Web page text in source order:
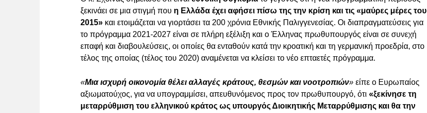
ξεκινάει σε μια στιγμή που η Ελλάδα έχει αφήσει πίσω της την κρίση και τις «μαύρες μέρες του
2015» και ετοιμάζεται να γιορτάσει τα 200 χρόνια Εθνικής Παλιγγενεσίας. Οι διαπραγματεύσεις για
το πρόγραμμα 2021-2027 είναι σε πλήρη εξέλιξη και ο Έλληνας πρωθυπουργός είναι σε συνεχή
επαφή και διαβουλεύσεις, οι οποίες θα ενταθούν κατά την κροατική και τη γερμανική προεδρία, στο
τέλος της οποίας (τέλος του 2020) αναμένεται να κλείσει το νέο επταετές πρόγραμμα.
«Μια ισχυρή οικονομία θέλει αλλαγές κράτους, θεσμών και νοοτροπιών» είπε ο Ευρωπαίος
αξιωματούχος, για να υπογραμμίσει, απευθυνόμενος προς τον πρωθυπουργό, ότι «ξεκίνησε τη
μεταρρύθμιση του ελληνικού κράτος ως υπουργός Διοικητικής Μεταρρύθμισης και θα την